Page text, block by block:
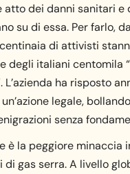
atto dei danni sanitari e
su di essa. Per farlo,
di attivisti
degli italiani centomila
L’azienda ha risposto
legale,
senza
è la peggiore minaccia
di gas serra. A livello